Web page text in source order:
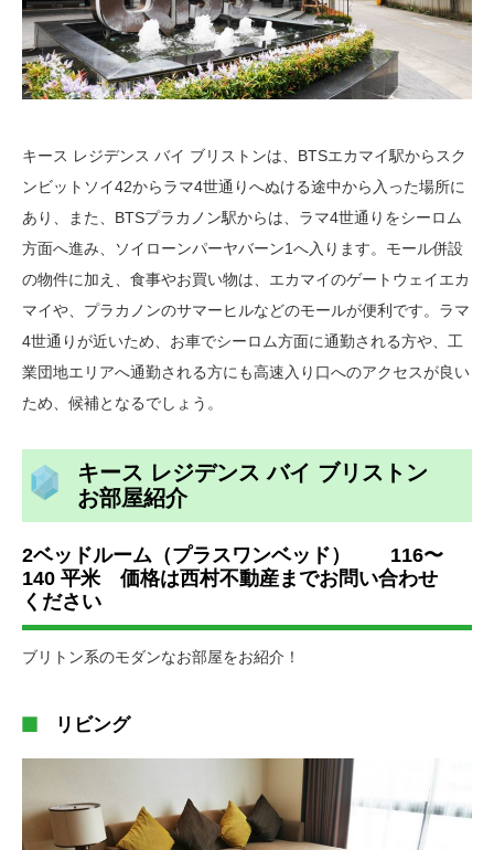
キース レジデンス バイ ブリストンは、BTSエカマイ駅からスク
ンビットソイ42からラマ4世通りへぬける途中から入った場所に
あり、また、BTSプラカノン駅からは、ラマ4世通りをシーロム
方面へ進み、ソイローンパーヤバーン1へ入ります。モール併設
の物件に加え、食事やお買い物は、エカマイのゲートウェイエカ
マイや、プラカノンのサマーヒルなどのモールが便利です。ラマ
4世通りが近いため、お車でシーロム方面に通勤される方や、工
業団地エリアへ通勤される方にも高速入り口へのアクセスが良い
ため、候補となるでしょう。
キース レジデンス バイ ブリストン
お部屋紹介
2ベッドルーム（プラスワンベッド） 116〜
140 平米 価格は西村不動産までお問い合わせ
ください
ブリトン系のモダンなお部屋をお紹介！
リビング